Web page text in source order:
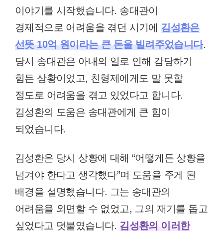
이야기를 시작했습니다. 송대관이
경제적으로 어려움을 겪던 시기에김성환은
선뜻 10억 원이라는 큰 돈을 빌려주었습니다.
당시 송대관은 아내의 일로 인해 감당하기
힘든 상황이었고, 친형제에게도 말 못할
정도로 어려움을 겪고 있었다고 합니다.
김성환의 도움은 송대관에게 큰 힘이
되었습니다.
김성환은 당시 상황에 대해 “어떻게든 상황을
넘겨야 한다고 생각했다”며 도움을 주게 된
배경을 설명했습니다. 그는 송대관의
어려움을 외면할 수 없었고, 그의 재기를 돕고
싶었다고 덧붙였습니다. 김성환의 이러한